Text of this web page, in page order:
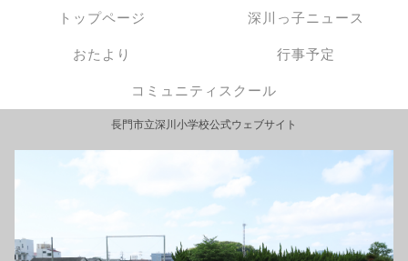
長門市立深川小学校公式ウェブサイト
トップページ 深川っ子ニュース
おたより 行事予定
コミュニティスクール